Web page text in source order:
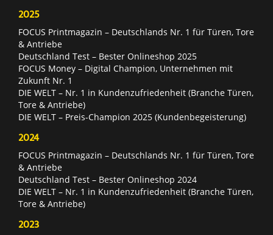
2025
FOCUS Printmagazin – Deutschlands Nr. 1 für Türen, Tore
& Antriebe
Deutschland Test – Bester Onlineshop 2025
FOCUS Money – Digital Champion, Unternehmen mit
Zukunft Nr. 1
DIE WELT – Nr. 1 in Kundenzufriedenheit (Branche Türen,
Tore & Antriebe)
DIE WELT – Preis-Champion 2025 (Kundenbegeisterung)
2024
FOCUS Printmagazin – Deutschlands Nr. 1 für Türen, Tore
& Antriebe
Deutschland Test – Bester Onlineshop 2024
DIE WELT – Nr. 1 in Kundenzufriedenheit (Branche Türen,
Tore & Antriebe)
2023